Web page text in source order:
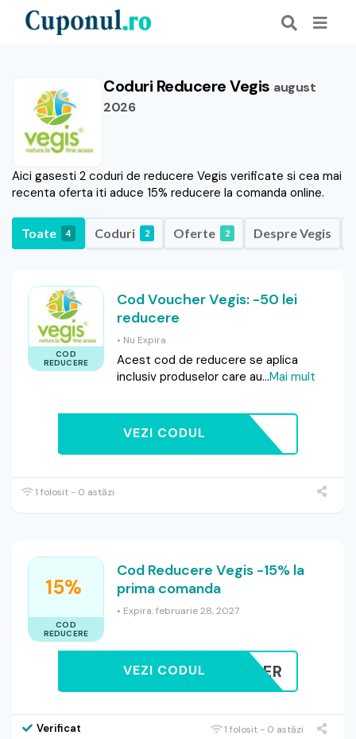
Coduri Reducere Vegis august
2026
Aici gasesti 2 coduri de reducere Vegis verificate si cea mai
recenta oferta iti aduce 15% reducere la comanda online.
Toate 4 Coduri 2 Oferte 2 Despre Vegis
COD
REDUCERE
Cod Voucher Vegis: -50 lei
reducere
• Nu Expira
Acest cod de reducere se aplica
inclusiv produselor care au...Mai mult
VEZI CODUL
1 folosit - 0 astăzi
15%
COD
REDUCERE
Cod Reducere Vegis -15% la
prima comanda
• Expira: februarie 28, 2027
EWSLETTER
VEZI CODUL
Verificat 1 folosit - 0 astăzi